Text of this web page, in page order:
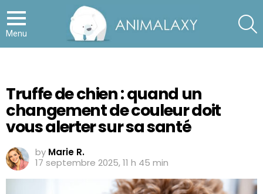
Menu
Truffe de chien : quand un
changement de couleur doit
vous alerter sur sa santé
by Marie R.
17 septembre 2025, 11 h 45 min